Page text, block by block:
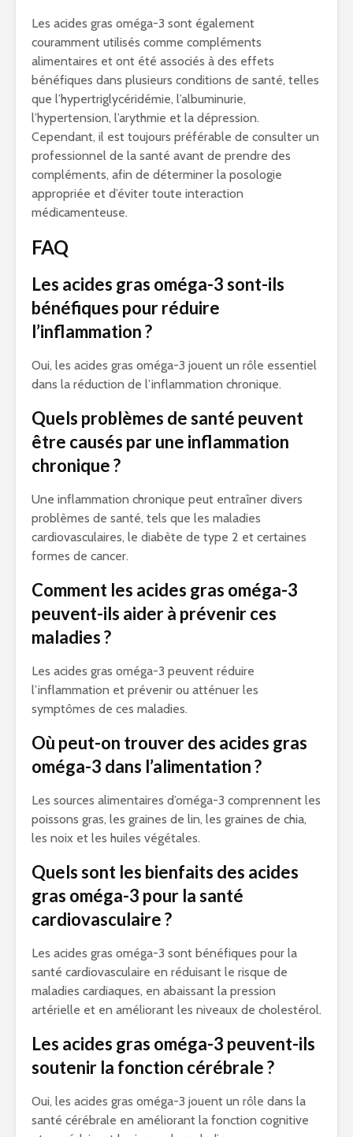
Les acides gras oméga-3 sont également
couramment utilisés comme compléments
alimentaires et ont été associés à des effets
bénéfiques dans plusieurs conditions de santé, telles
que l’hypertriglycéridémie, l’albuminurie,
l’hypertension, l’arythmie et la dépression.
Cependant, il est toujours préférable de consulter un
professionnel de la santé avant de prendre des
compléments, afin de déterminer la posologie
appropriée et d’éviter toute interaction
médicamenteuse.
FAQ
Les acides gras oméga-3 sont-ils
bénéfiques pour réduire
l’inflammation ?
Oui, les acides gras oméga-3 jouent un rôle essentiel
dans la réduction de l’inflammation chronique.
Quels problèmes de santé peuvent
être causés par une inflammation
chronique ?
Une inflammation chronique peut entraîner divers
problèmes de santé, tels que les maladies
cardiovasculaires, le diabète de type 2 et certaines
formes de cancer.
Comment les acides gras oméga-3
peuvent-ils aider à prévenir ces
maladies ?
Les acides gras oméga-3 peuvent réduire
l’inflammation et prévenir ou atténuer les
symptômes de ces maladies.
Où peut-on trouver des acides gras
oméga-3 dans l’alimentation ?
Les sources alimentaires d’oméga-3 comprennent les
poissons gras, les graines de lin, les graines de chia,
les noix et les huiles végétales.
Quels sont les bienfaits des acides
gras oméga-3 pour la santé
cardiovasculaire ?
Les acides gras oméga-3 sont bénéfiques pour la
santé cardiovasculaire en réduisant le risque de
maladies cardiaques, en abaissant la pression
artérielle et en améliorant les niveaux de cholestérol.
Les acides gras oméga-3 peuvent-ils
soutenir la fonction cérébrale ?
Oui, les acides gras oméga-3 jouent un rôle dans la
santé cérébrale en améliorant la fonction cognitive